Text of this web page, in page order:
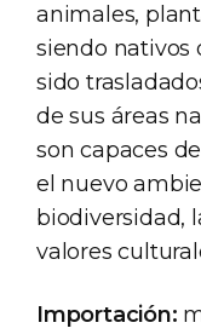
animales,
siendo nativos
sido
de sus áreas
son capaces
el nuevo
biodiversidad,
valores
Importación: